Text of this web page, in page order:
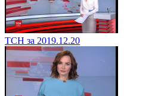
ТСН за 2019.12.20